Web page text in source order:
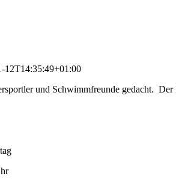
12T14:35:49+01:00
und Schwimmfreunde gedacht.